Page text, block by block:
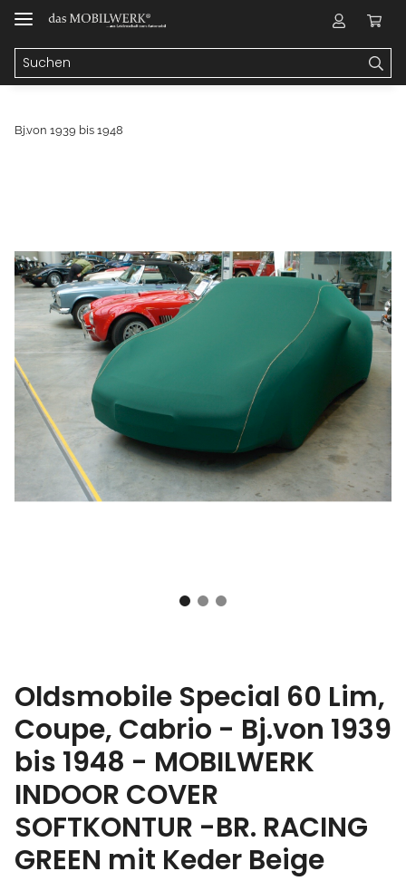
Bj.von 1939 bis 1948
Oldsmobile Special 60 Lim,
Coupe, Cabrio - Bj.von 1939
bis 1948 - MOBILWERK
INDOOR COVER
SOFTKONTUR -BR. RACING
GREEN mit Keder Beige